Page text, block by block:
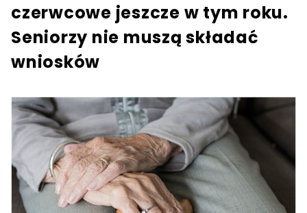
czerwcowe jeszcze w tym roku.
Seniorzy nie muszą składać
wniosków